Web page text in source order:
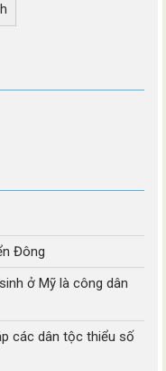
Đông
ở Mỹ là công dân
các dân tộc thiểu số